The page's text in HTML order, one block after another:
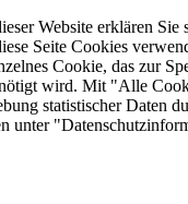
Website erklären Sie
Seite Cookies
Cookie, das zur
wird. Mit "Alle
statistischer Daten
unter